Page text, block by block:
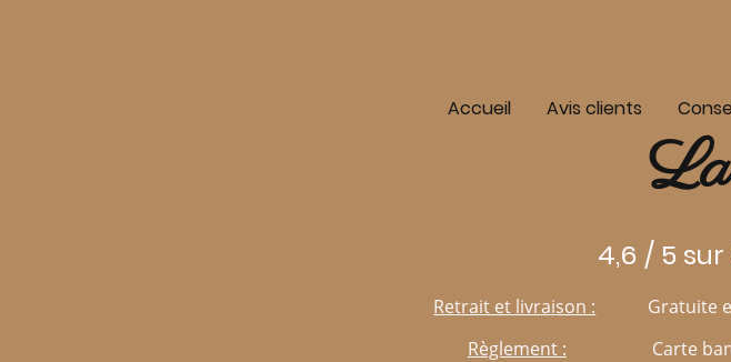
Accueil Avis clients
4,6 / 5 sur
Retrait et livraison :
Règlement :
Gratuite
Carte